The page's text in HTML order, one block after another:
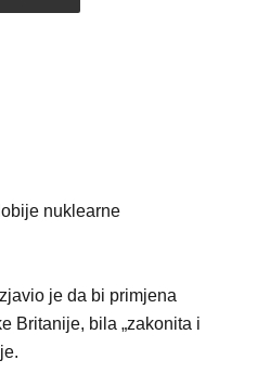
nuklearne
je da bi primjena
Britanije, bila „zakonita i